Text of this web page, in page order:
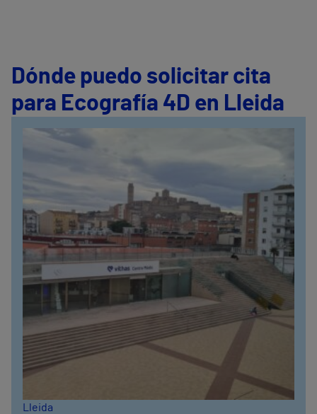
Dónde puedo solicitar cita
para Ecografía 4D en Lleida
Lleida